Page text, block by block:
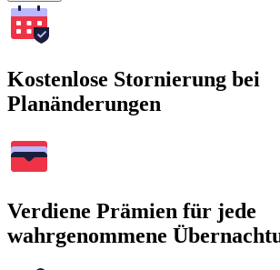
Kostenlose Stornierung bei
Planänderungen
Verdiene Prämien für jede
wahrgenommene